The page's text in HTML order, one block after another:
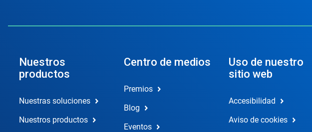
Nuestros
productos
Nuestras soluciones
Nuestros productos
Centro de medios
Premios
Blog
Eventos
Uso de nuestro
sitio web
Accesibilidad
Aviso de cookies